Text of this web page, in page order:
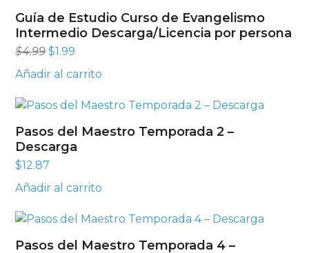
Guía de Estudio Curso de Evangelismo
Intermedio Descarga/Licencia por persona
$4.99El
precio
original
$4.99.
$1.99
precio
actual
$1.99.
Añadir al carrito
Pasos del Maestro Temporada 2 –
Descarga
$12.87
Añadir al carrito
Pasos del Maestro Temporada 4 –